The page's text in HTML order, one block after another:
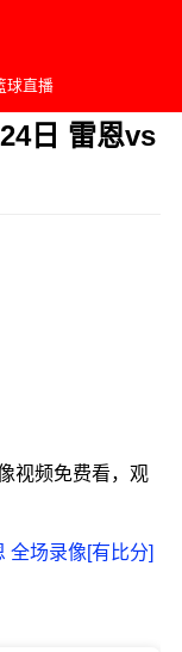
球直播
日 雷恩vs
视频免费看，观
全场录像[有比分]